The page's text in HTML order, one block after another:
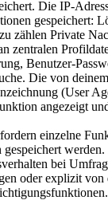
Die IP-
gespeichert:
zählen Private
zentralen
Benutzer-
Die von
(User
angezeigt
einzelne
gespeichert
bei
oder explizit von